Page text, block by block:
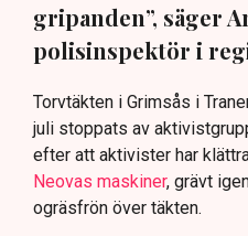
gripanden”, säger
polisinspektör i
Torvtäkten i Grimsås i
juli stoppats av
efter att aktivister har
Neovas maskiner, grävt
ogräsfrön över täkten.